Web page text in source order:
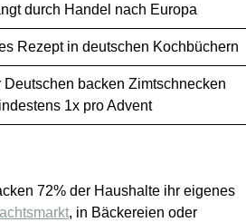
durch Handel nach Europa
Rezept in deutschen Kochbüchern
Deutschen backen Zimtschnecken
1x pro Advent
72% der Haushalte ihr eigenes
, in Bäckereien oder